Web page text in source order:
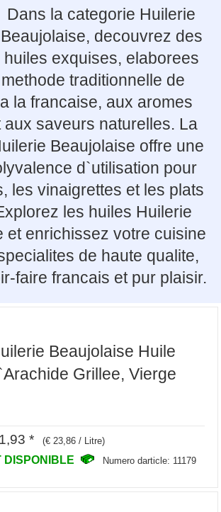
Dans la categorie Huilerie
Beaujolaise, decouvrez des
huiles exquises, elaborees
traditionnelle de
la francaise, aux aromes
aux saveurs naturelles. La
Beaujolaise offre une
d`utilisation pour
les vinaigrettes et les plats
les huiles Huilerie
et enrichissez votre cuisine
de haute qualite,
faire francais et pur plaisir.
Beaujolaise Huile
Grillee, Vierge
* (€ 23,86 / Litre)
DISPONIBLE Numero darticle: 11179